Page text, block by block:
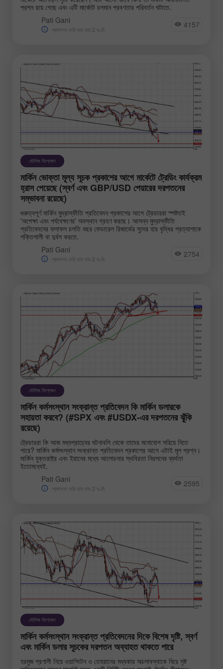
প্রশ্ন রয়ে গেছে এবং এটি মার্কেটে চলমান প্রবণতার পরিবর্তন ঘটাতে.
Pati Gani
প্রকাশনা দেরি হয়ে যায় 2 ঘণ্টা 4157
মৌলিক বিশ্লেষণ
মার্কিন ভোক্তা মূল্য সূচক প্রকাশের আগে মার্কেটে ট্রেডিং কার্যক্রম
হ্রাস পেয়েছে (স্বর্ণ এবং GBP/USD পেয়ারের দরপতনের
সম্ভাবনা রয়েছে)
গুরুত্বপূর্ণ মার্কিন মুদ্রাস্ফীতি প্রতিবেদন প্রকাশের আগে ট্রেডাররা স্পষ্টতই
'অপেক্ষা এবং পর্যবেক্ষণের' অবস্থান গ্রহণ করছে। আসন্ন মুদ্রাস্ফীতি
প্রতিবেদনের ফলাফল চলতি বছর ফেডারেল রিজার্ভের সুদের হার বৃদ্ধির প্রত্যাশাকে
শক্তিশালী বা দুর্বল করতে.
Pati Gani
প্রকাশনা দেরি হয়ে যায় 2 ঘণ্টা 2754
মৌলিক বিশ্লেষণ
মার্কিন কর্মসংস্থান সংক্রান্ত প্রতিবেদন কি মার্কিন ডলারকে
সহায়তা করবে? (#SPX এবং #USDX-এর দরপতনের ঝুঁকি
রয়েছে)
ট্রেডাররা কি আজ মধ্যপ্রাচ্যের ঘটনাবলি থেকে তাদের মনোযোগ সরিয়ে নিতে
পারে? মার্কিন কর্মসংস্থান সংক্রান্ত প্রতিবেদন প্রকাশের আগে এটাই মূল প্রশ্ন।
মার্কিন যুক্তরাষ্ট্র এবং ইরানের মধ্যে আলোচনার স্থবিরতা নিরসনের ব্যর্থতা
ইতোমধ্যেই.
Pati Gani
প্রকাশনা দেরি হয়ে যায় 2 ঘণ্টা 2595
মৌলিক বিশ্লেষণ
মার্কিন কর্মসংস্থান সংক্রান্ত প্রতিবেদনের দিকে বিশেষ দৃষ্টি, স্বর্ণ
এবং মার্কিন ডলার সূচকের দরপতন অব্যাহত থাকতে পারে
হরমুজ প্রণালী নিয়ে ওয়াশিংটন ও তেহরানের মধ্যকার অচলাবস্থাকে ঘিরে সৃষ্ট